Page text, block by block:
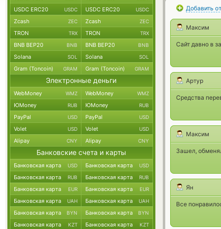
Добавить
Максим
Сайт давно в
Артур
Средства
Максим
Зашел,
Ян
Все
USDC ERC20 USDC USDC ERC20 USDC
Zcash ZEC Zcash ZEC
TRON TRX TRON TRX
BNB BEP20 BNB BNB BEP20 BNB
Solana SOL Solana SOL
Gram (Toncoin) GRAM Gram (Toncoin) GRAM
Электронные деньги
WebMoney WMZ WebMoney WMZ
ЮMoney RUB ЮMoney RUB
PayPal USD PayPal USD
Volet USD Volet USD
Alipay CNY Alipay CNY
Банковские счета и карты
Банковская карта USD Банковская карта USD
Банковская карта RUB Банковская карта RUB
Банковская карта EUR Банковская карта EUR
Банковская карта UAH Банковская карта UAH
Банковская карта BYN Банковская карта BYN
Банковская карта KZT Банковская карта KZT